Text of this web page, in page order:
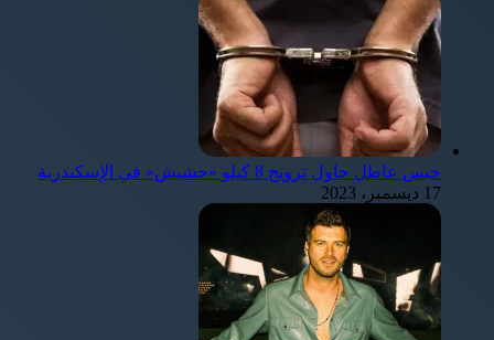
حبس عاطل حاول ترويج 8 كيلو «حشيش» في الإسكندرية
17 ديسمبر، 2023